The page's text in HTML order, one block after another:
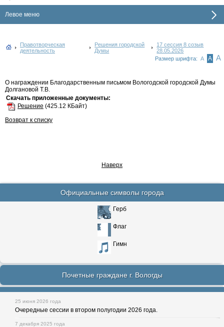
Левое меню
Правотворческая
деятельность
Решения городской
Думы
17 сессия 8 созыв
28.05.2026
Размер шрифта: А А А
О награждении Благодарственным письмом Вологодской городской Думы
Долгановой Т.В.
Скачать приложенные документы:
Решение (425.12 КБайт)
Возврат к списку
Наверх
Официальные символы города
Герб
Флаг
Гимн
Почетные граждане г. Вологды
25 июня 2026 года
Очередные сессии в втором полугодии 2026 года.
7 декабря 2025 года